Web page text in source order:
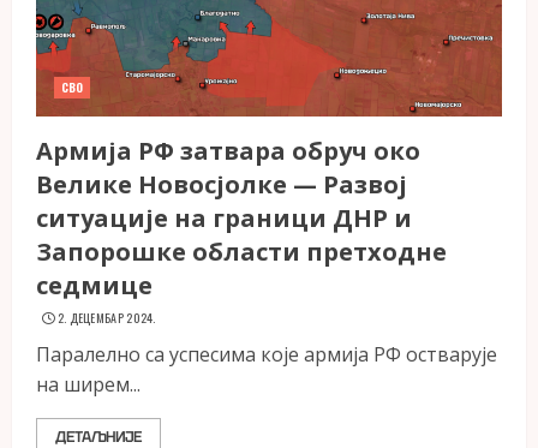
СВО
Армија РФ затвара обруч око
Велике Новосјолке — Развој
ситуације на граници ДНР и
Запорошке области претходне
седмице
2. ДЕЦЕМБАР 2024.
Паралелно са успесима које армија РФ остварује
на ширем...
ДЕТАЉНИЈЕ